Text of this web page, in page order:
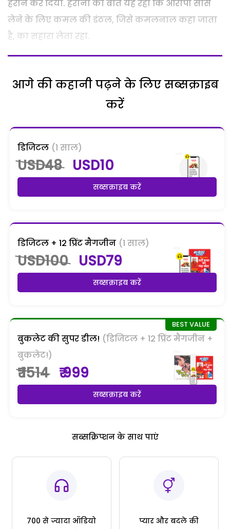
हैरान कर दिया. हैरानी की बात यह रही कि आरोपी सांस
लेने के लिए कमल की डंठल, जिसे कमलनाल कहा जाता
है, का सहारा लेता रहा.
आगे की कहानी पढ़ने के लिए सब्सक्राइब
करें
डिजिटल (1 साल)
USD48 USD10
सब्सक्राइब करें
डिजिटल + 12 प्रिंट मैगजीन (1 साल)
USD100 USD79
सब्सक्राइब करें
बुकलेट की सुपर डील! (डिजिटल + 12 प्रिंट मैगजीन +
बुकलेट!)
₹ 1514 ₹ 999
सब्सक्राइब करें
सब्सक्रिप्शन के साथ पाएं
700 से ज्यादा ऑडियो
प्यार और बदले की